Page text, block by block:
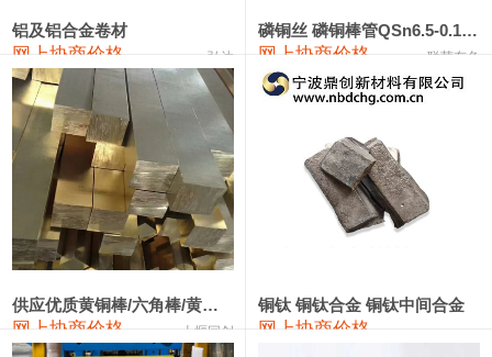
1#电解锰(99.7%袋装) 18,000—18,200 18,100 100
1#铬 60,000—82,000
553#硅 9,300—9,500
441#硅 9,600—9,800 9,700
3303#硅 10,300—10,500 10,400
2202#硅 14,100—14,300
金属硅3303#-2202# 10,400—14,200 12,300 0
铝及铝合金卷材
网上协商价格 弘达
磷铜丝 磷铜棒管QSn6.5-0.1 7-0.2 8-0.3
网上协商价格 联荣有色
供应优质黄铜棒/六角棒/黄铜方板
网上协商价格 十堰同创
铜钛 铜钛合金 铜钛中间合金
网上协商价格